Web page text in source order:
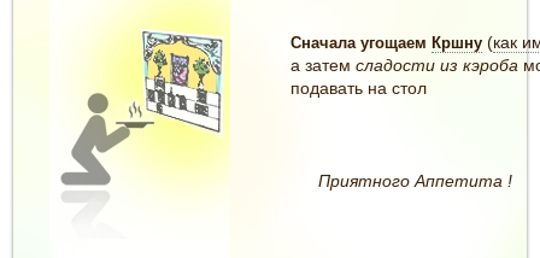
Сначала угощаем Кршну (как
а затем сладости из кэроба
подавать на стол
Приятного Аппетита !